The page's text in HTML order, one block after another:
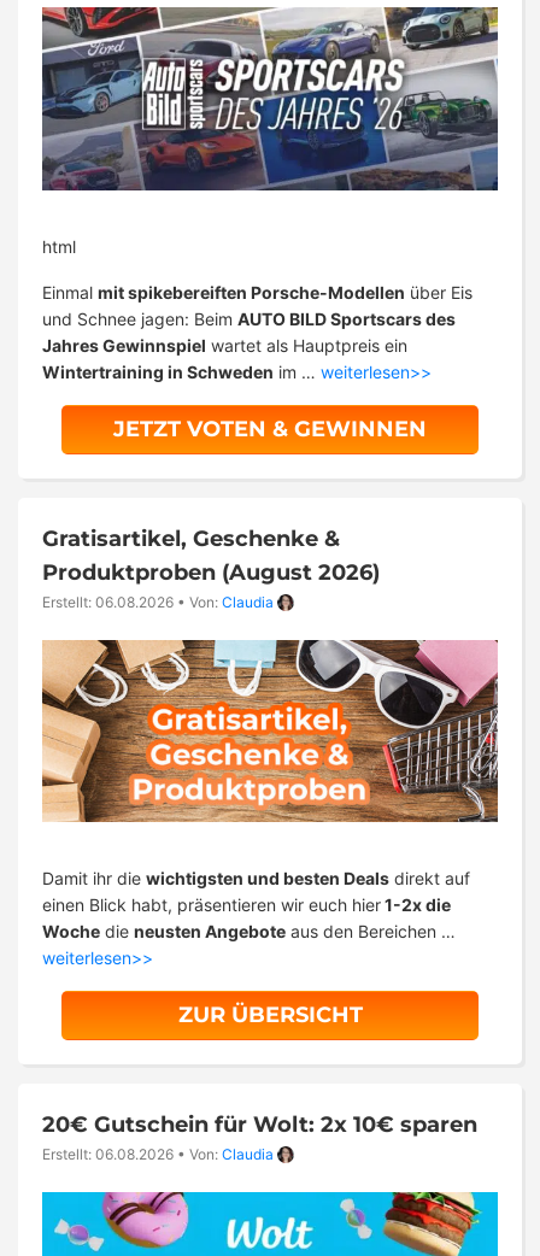
html
Einmal mit spikebereiften Porsche-Modellen über Eis
und Schnee jagen: Beim AUTO BILD Sportscars des
Jahres Gewinnspiel wartet als Hauptpreis ein
Wintertraining in Schweden im … weiterlesen>>
JETZT VOTEN & GEWINNEN
Gratisartikel, Geschenke &
Produktproben (August 2026)
Erstellt: 06.08.2026 • Von: Claudia
Damit ihr die wichtigsten und besten Deals direkt auf
einen Blick habt, präsentieren wir euch hier1-2x die
Woche die neusten Angebote aus den Bereichen …
weiterlesen>>
ZUR ÜBERSICHT
20€ Gutschein für Wolt: 2x 10€ sparen
Erstellt: 06.08.2026 • Von: Claudia